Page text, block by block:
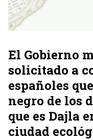
El Gobierno
solicitado a
españoles
negro de los
que es Dajla
ciudad